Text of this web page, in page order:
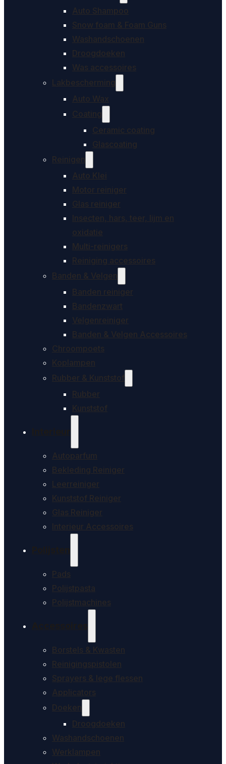
Auto Shampoo
Snow foam & Foam Guns
Washandschoenen
Droogdoeken
Was accessoires
Lakbescherming
Auto Wax
Coating
Ceramic coating
Glascoating
Reinigen
Auto Klei
Motor reiniger
Glas reiniger
Insecten, hars, teer, lijm en
oxidatie
Multi-reinigers
Reiniging accessoires
Banden & Velgen
Banden reiniger
Bandenzwart
Velgenreiniger
Banden & Velgen Accessoires
Chroompoets
Koplampen
Rubber & Kunststof
Rubber
Kunststof
Autoparfum
Bekleding Reiniger
Leerreiniger
Kunststof Reiniger
Glas Reiniger
Interieur Accessoires
Pads
Polijstpasta
Polijstmachines
Borstels & Kwasten
Reinigingspistolen
Sprayers & lege flessen
Applicators
Doeken
Droogdoeken
Washandschoenen
Werklampen